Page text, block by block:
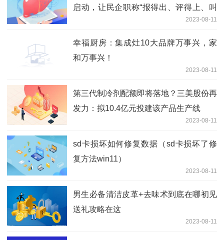
启动，让民企职称“报得出、评得上、叫
2023-08-11
幸福厨房：集成灶10大品牌万事兴，家
和万事兴！
2023-08-11
第三代制冷剂配额即将落地？三美股份再
发力：拟10.4亿元投建该产品生产线
2023-08-11
sd卡损坏如何修复数据（sd卡损坏了修
复方法win11）
2023-08-11
男生必备清洁皮革+去味术到底在哪初见
送礼攻略在这
2023-08-11